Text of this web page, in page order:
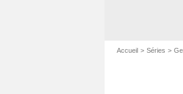
Accueil Séries